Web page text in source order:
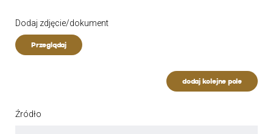
Dodaj zdjęcie/dokument
Przeglądaj
dodaj kolejne pole
Źródło